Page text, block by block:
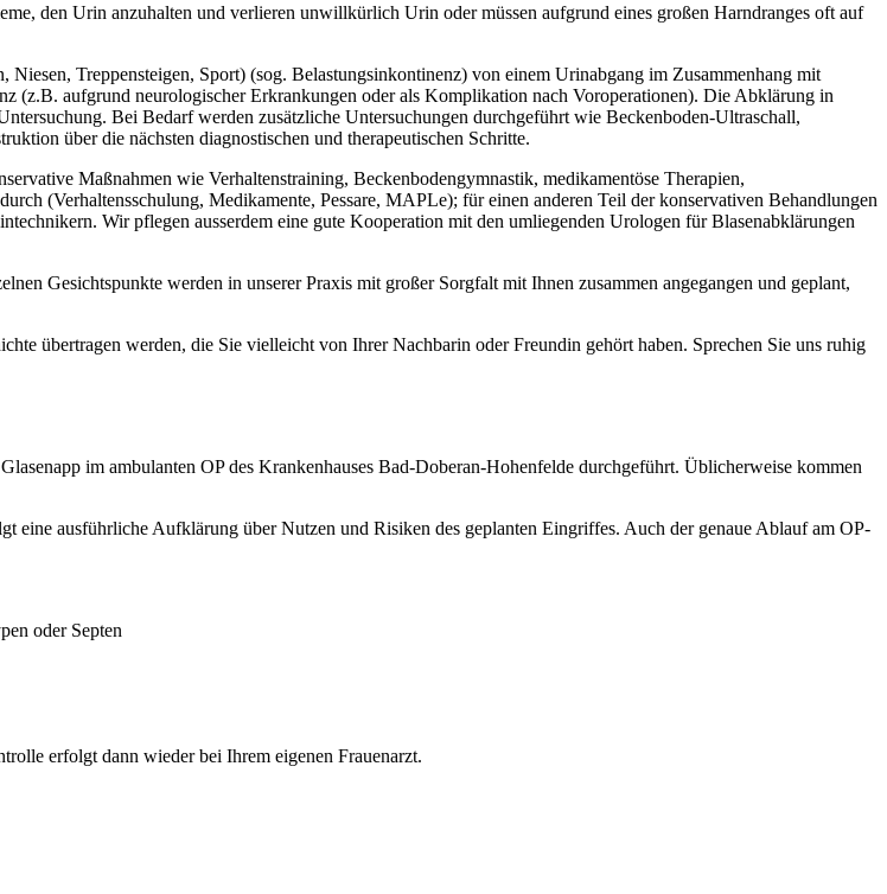
den Urin anzuhalten und verlieren unwillkürlich Urin oder müssen aufgrund eines großen Harndranges oft auf
Treppensteigen, Sport) (sog. Belastungsinkontinenz) von einem Urinabgang im Zusammenhang mit
(z.B. aufgrund neurologischer Erkrankungen oder als Komplikation nach Voroperationen). Die Abklärung in
Bei Bedarf werden zusätzliche Untersuchungen durchgeführt wie Beckenboden-Ultraschall,
über die nächsten diagnostischen und therapeutischen Schritte.
Maßnahmen wie Verhaltenstraining, Beckenbodengymnastik, medikamentöse Therapien,
(Verhaltensschulung, Medikamente, Pessare, MAPLe); für einen anderen Teil der konservativen Behandlungen
Wir pflegen ausserdem eine gute Kooperation mit den umliegenden Urologen für Blasenabklärungen
Gesichtspunkte werden in unserer Praxis mit großer Sorgfalt mit Ihnen zusammen angegangen und geplant,
übertragen werden, die Sie vielleicht von Ihrer Nachbarin oder Freundin gehört haben. Sprechen Sie uns ruhig
im ambulanten OP des Krankenhauses Bad-Doberan-Hohenfelde durchgeführt. Üblicherweise kommen
ausführliche Aufklärung über Nutzen und Risiken des geplanten Eingriffes. Auch der genaue Ablauf am OP-
oder Septen
erfolgt dann wieder bei Ihrem eigenen Frauenarzt.